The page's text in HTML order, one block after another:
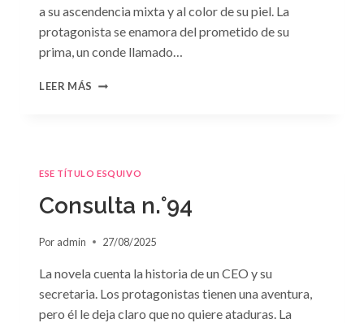
a su ascendencia mixta y al color de su piel. La
protagonista se enamora del prometido de su
prima, un conde llamado…
LEER MÁS CONSULTA
ESE TÍTULO ESQUIVO
Consulta n.°94
Por admin 27/08/2025
La novela cuenta la historia de un CEO y su
secretaria. Los protagonistas tienen una aventura,
pero él le deja claro que no quiere ataduras. La